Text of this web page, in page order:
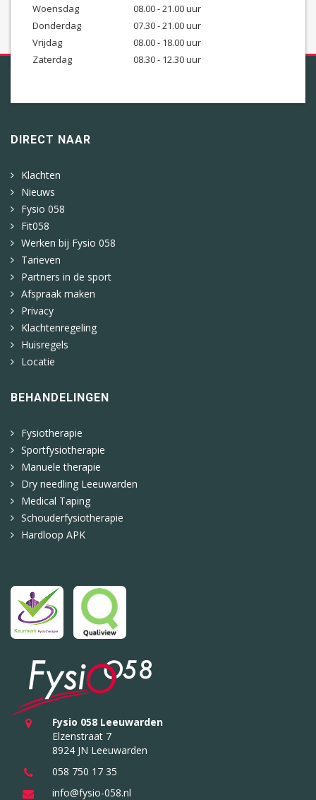
Woensdag
08.00 - 21.00 uur
Donderdag
07.30 - 21.00 uur
Vrijdag
08.00 - 18.00 uur
Zaterdag
08.30 - 12.30 uur
DIRECT NAAR
Klachten
Nieuws
Fysio 058
Fit058
Werken bij Fysio 058
Tarieven
Partners in de sport
Afspraak maken
Privacy
Klachtenregeling
Huisregels
Locatie
BEHANDELINGEN
Fysiotherapie
Sportfysiotherapie
Manuele therapie
Dry needling Leeuwarden
Medical Taping
Schouderfysiotherapie
Hardloop APK
Fysio 058 Leeuwarden
Elzenstraat 7
8924 JN Leeuwarden
058 750 17 35
info@fysio-058.nl